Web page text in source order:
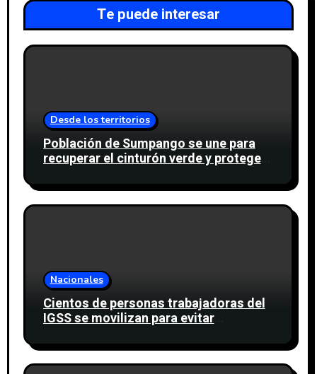
Te puede interesar
Desde los territorios
Población de Sumpango se une para
recuperar el cinturón verde y proteger
Nacionales
Cientos de personas trabajadoras del
IGSS se movilizan para evitar